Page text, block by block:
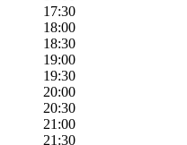
17:30
18:00
18:30
19:00
19:30
20:00
20:30
21:00
21:30